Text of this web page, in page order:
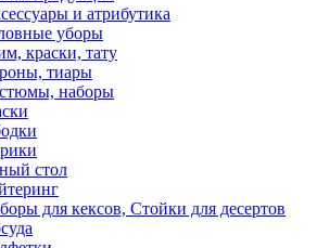
и атрибутика
уборы
краски, тату
тиары
наборы
стол
для кексов, Стойки для десертов